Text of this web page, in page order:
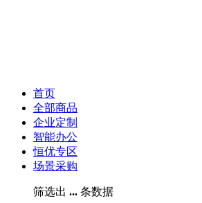
首页
全部商品
企业定制
智能办公
恒优专区
场景采购
筛选出 ... 条数据